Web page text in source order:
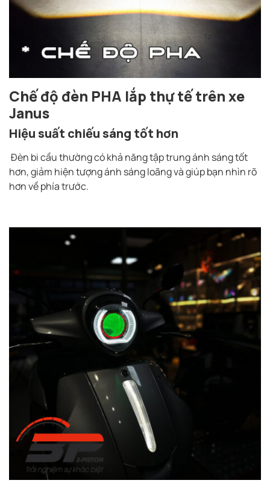
Chế độ đèn PHA lắp thự tế trên xe
Janus
Hiệu suất chiếu sáng tốt hơn
Đèn bi cầu thường có khả năng tập trung ánh sáng tốt
hơn, giảm hiện tượng ánh sáng loãng và giúp bạn nhìn rõ
hơn về phía trước.